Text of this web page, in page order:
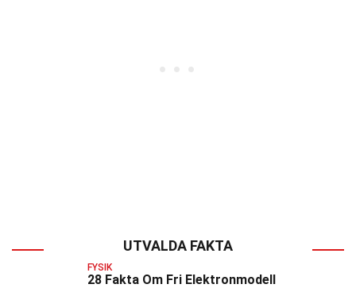
UTVALDA FAKTA
FYSIK
28 Fakta Om Fri Elektronmodell